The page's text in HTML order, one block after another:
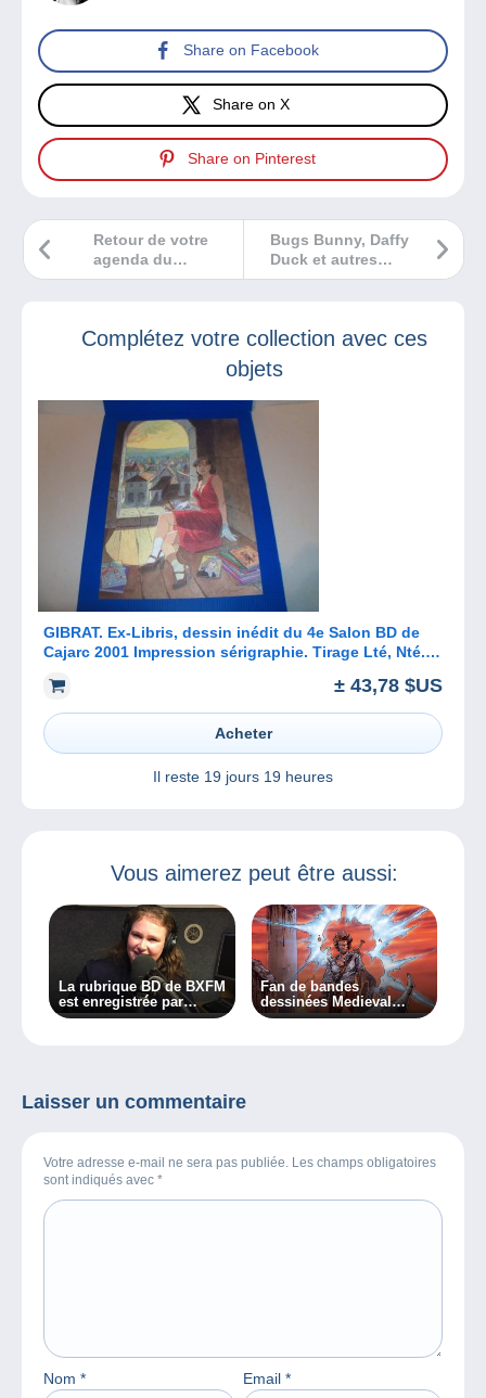
Share on Facebook
Share on X
Share on Pinterest
Bugs Bunny, Daffy
Duck et autres
Looney Tunes…
Retour de votre
agenda du
collectionneur sur
Complétez votre collection avec ces
objets
GIBRAT. Ex-Libris, dessin inédit du 4e Salon BD de
Cajarc 2001 Impression sérigraphie. Tirage Lté, Nté.
± 43,78 $US
Acheter
Il reste 19 jours 19 heures
Vous aimerez peut être aussi:
La rubrique BD de BXFM
est enregistrée par
Héloïse de chez
Fan de bandes
dessinées Medieval
Fantasy ? Ecoutez notre
Laisser un commentaire
Votre adresse e-mail ne sera pas publiée. Les champs obligatoires
sont indiqués avec *
Nom * Email *